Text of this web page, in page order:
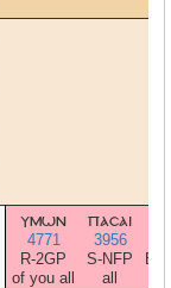
υμων
4771
R-2GP
of you all
πασαι
3956
S-NFP
all
E-